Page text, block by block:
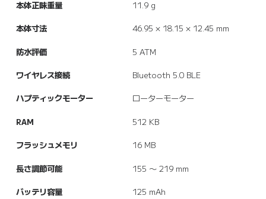
本体正味重量 11.9 g
本体寸法 46.95 × 18.15 × 12.45 mm
防水評価 5 ATM
ワイヤレス接続 Bluetooth 5.0 BLE
ハプティックモーター ローターモーター
RAM 512 KB
フラッシュメモリ 16 MB
長さ調節可能 155 ～ 219 mm
バッテリ容量 125 mAh